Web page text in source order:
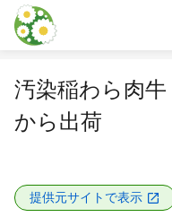
本文に飛ぶ
汚染稲わら肉牛
から出荷
提供元サイトで表示